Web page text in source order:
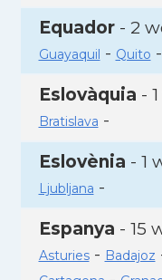
Equador- 2
Guayaquil - Quito -
Eslovàquia -
Bratislava -
Eslovènia - 1
Ljubljana -
Espanya - 15
Asturies- Badajoz